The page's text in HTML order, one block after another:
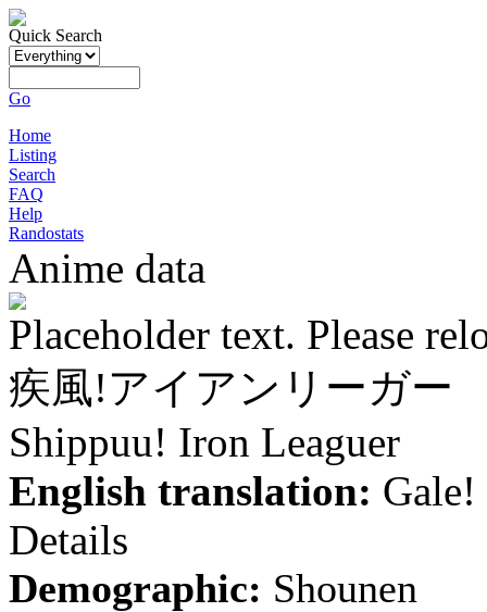
Quick Search
Go
Home
Listing
Search
FAQ
Help
Randostats
Anime data
Placeholder text. Please
疾風!アイアンリーガー
Shippuu! Iron Leaguer
English translation:
Details
Demographic: Shounen